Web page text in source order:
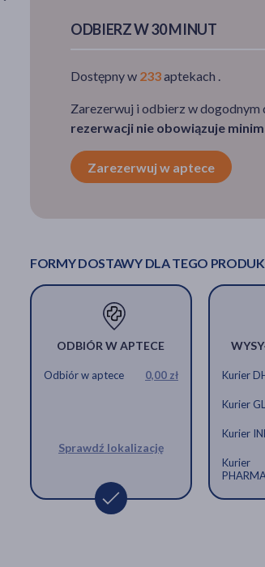
Ibum Supermax, 600 mg, kapsułki
13,29 zł
Ibum Supermax, 600
22,39 zł
ODBIERZ W 30 MINUT
Dostępny w 233aptekach .
Zarezerwuj i odbierz w dogodnym
rezerwacji nie obowiązuje
Zarezerwuj w aptece
FORMY DOSTAWY DLA TEGO
ODBIÓR W APTECE
Odbiór w aptece 0,00 zł
Sprawdź lokalizację
Kurier
Kurier
Kurier
Kurier